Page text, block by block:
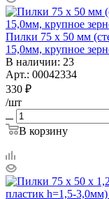
Пилки 75 х 50 мм
15,0мм, крупное
В наличии: 23
Арт.: 00042334
330 ₽
/шт
В корзину